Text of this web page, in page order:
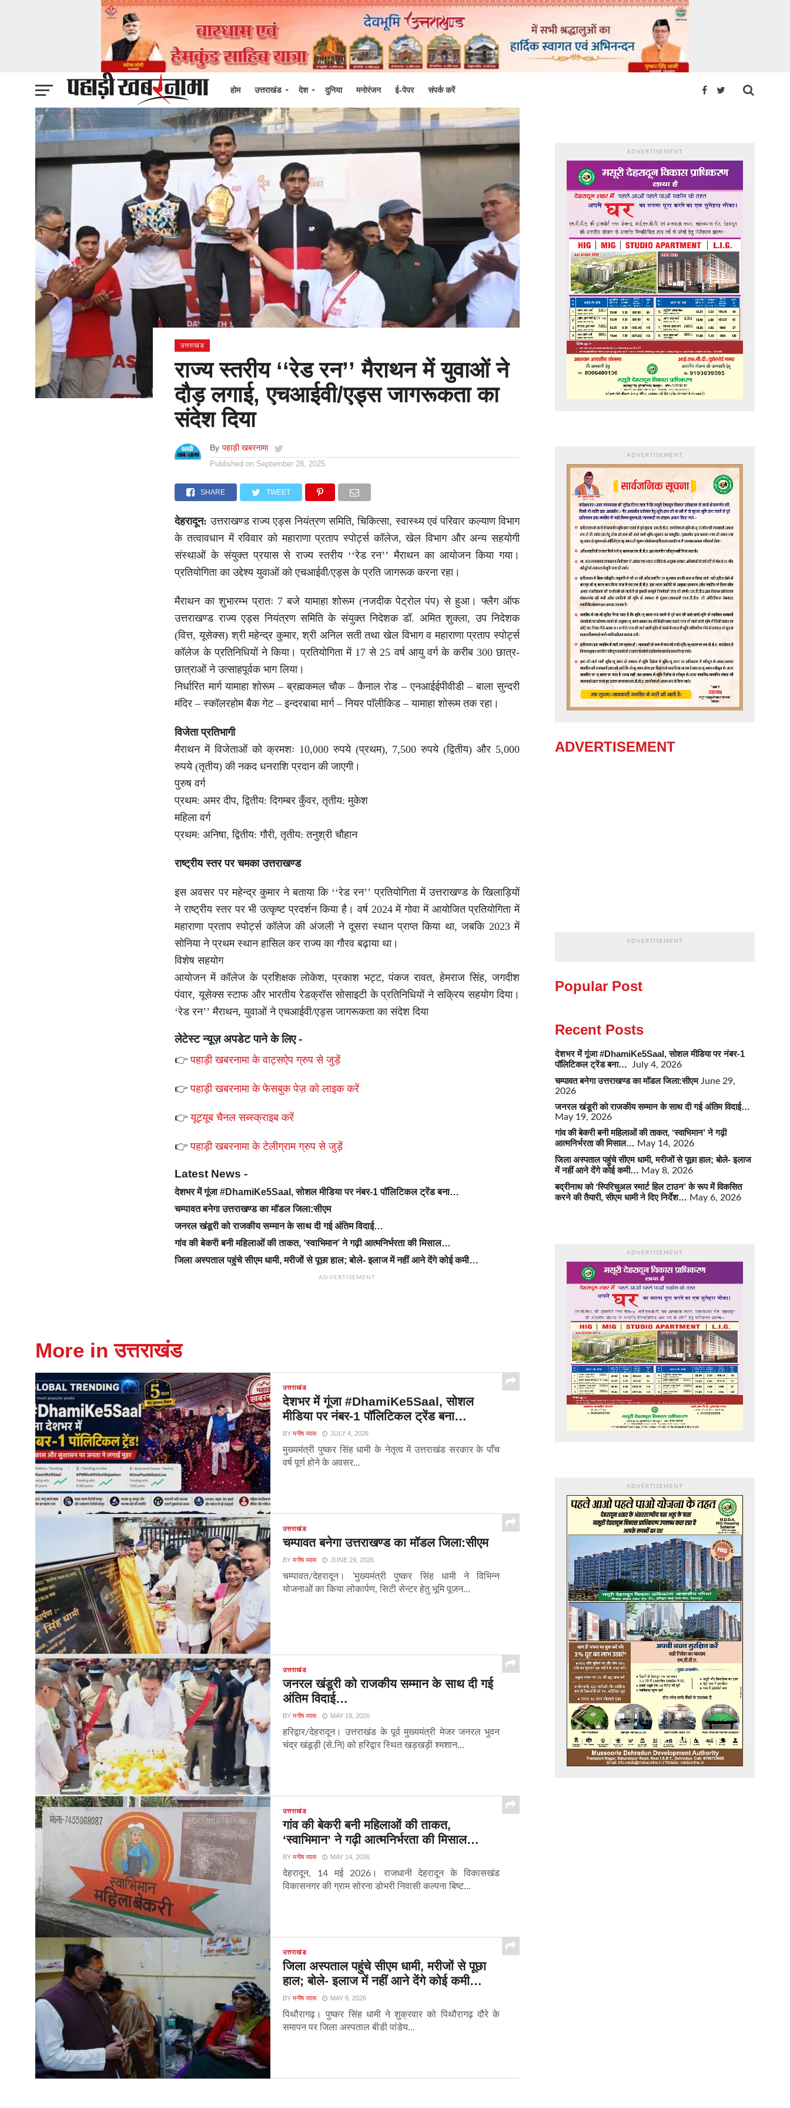
होम उत्तराखंड देश दुनिया मनोरंजन ई-पेपर संपर्क करें
उत्तराखंड
राज्य स्तरीय ‘‘रेड रन’’ मैराथन में युवाओं ने
दौड़ लगाई, एचआईवी/एड्स जागरूकता का
संदेश दिया
By पहाड़ी खबरनामा
Published on September 28, 2025
SHARE TWEET
देहरादून: उत्तराखण्ड राज्य एड्स नियंत्रण समिति, चिकित्सा, स्वास्थ्य एवं परिवार कल्याण विभाग
के तत्वावधान में रविवार को महाराणा प्रताप स्पोर्ट्स कॉलेज, खेल विभाग और अन्य सहयोगी
संस्थाओं के संयुक्त प्रयास से राज्य स्तरीय ‘‘रेड रन’’ मैराथन का आयोजन किया गया।
प्रतियोगिता का उद्देश्य युवाओं को एचआईवी/एड्स के प्रति जागरूक करना रहा।
मैराथन का शुभारम्भ प्रातः 7 बजे यामाहा शोरूम (नजदीक पेट्रोल पंप) से हुआ। फ्लैग ऑफ
उत्तराखण्ड राज्य एड्स नियंत्रण समिति के संयुक्त निदेशक डॉ. अमित शुक्ला, उप निदेशक
(वित्त, यूसेक्स) श्री महेन्द्र कुमार, श्री अनिल सती तथा खेल विभाग व महाराणा प्रताप स्पोर्ट्स
कॉलेज के प्रतिनिधियों ने किया। प्रतियोगिता में 17 से 25 वर्ष आयु वर्ग के करीब 300 छात्र-
छात्राओं ने उत्साहपूर्वक भाग लिया।
निर्धारित मार्ग यामाहा शोरूम – ब्रह्मकमल चौक – कैनाल रोड – एनआईईपीवीडी – बाला सुन्दरी
मंदिर – स्कॉलरहोम बैक गेट – इन्दरबाबा मार्ग – नियर पाॅलीकिड – यामाहा शोरूम तक रहा।
विजेता प्रतिभागी
मैराथन में विजेताओं को क्रमशः 10,000 रुपये (प्रथम), 7,500 रुपये (द्वितीय) और 5,000
रुपये (तृतीय) की नकद धनराशि प्रदान की जाएगी।
पुरुष वर्ग
प्रथम: अमर दीप, द्वितीय: दिगम्बर कुँवर, तृतीय: मुकेश
महिला वर्ग
प्रथम: अनिषा, द्वितीय: गौरी, तृतीय: तनुश्री चौहान
राष्ट्रीय स्तर पर चमका उत्तराखण्ड
इस अवसर पर महेन्द्र कुमार ने बताया कि ‘‘रेड रन’’ प्रतियोगिता में उत्तराखण्ड के खिलाड़ियों
ने राष्ट्रीय स्तर पर भी उत्कृष्ट प्रदर्शन किया है। वर्ष 2024 में गोवा में आयोजित प्रतियोगिता में
महाराणा प्रताप स्पोर्ट्स कॉलेज की अंजली ने दूसरा स्थान प्राप्त किया था, जबकि 2023 में
सोनिया ने प्रथम स्थान हासिल कर राज्य का गौरव बढ़ाया था।
विशेष सहयोग
आयोजन में कॉलेज के प्रशिक्षक लोकेश, प्रकाश भट्ट, पंकज रावत, हेमराज सिंह, जगदीश
पंवार, यूसेक्स स्टाफ और भारतीय रेडक्रॉस सोसाइटी के प्रतिनिधियों ने सक्रिय सहयोग दिया।
‘रेड रन’’ मैराथन, युवाओं ने एचआईवी/एड्स जागरूकता का संदेश दिया
लेटेस्ट न्यूज़ अपडेट पाने के लिए -
👉पहाड़ी खबरनामा के वाट्सऐप ग्रुप से जुड़ें
👉पहाड़ी खबरनामा के फेसबुक पेज़ को लाइक करें
👉यूट्यूब चैनल सब्स्क्राइब करें
👉पहाड़ी खबरनामा के टेलीग्राम ग्रुप से जुड़ें
Latest News -
देशभर में गूंजा #DhamiKe5Saal, सोशल मीडिया पर नंबर-1 पॉलिटिकल ट्रेंड बना…
चम्पावत बनेगा उत्तराखण्ड का मॉडल जिला:सीएम
जनरल खंडूरी को राजकीय सम्मान के साथ दी गई अंतिम विदाई…
गांव की बेकरी बनी महिलाओं की ताकत, ‘स्वाभिमान’ ने गढ़ी आत्मनिर्भरता की मिसाल…
जिला अस्पताल पहुंचे सीएम धामी, मरीजों से पूछा हाल; बोले- इलाज में नहीं आने देंगे कोई कमी…
ADVERTISEMENT
More in उत्तराखंड
उत्तराखंड
देशभर में गूंजा #DhamiKe5Saal, सोशल
मीडिया पर नंबर-1 पॉलिटिकल ट्रेंड बना…
BYमनीष व्यास JULY 4, 2026
मुख्यमंत्री पुष्कर सिंह धामी के नेतृत्व में उत्तराखंड सरकार के पाँच
वर्ष पूर्ण होने के अवसर...
उत्तराखंड
चम्पावत बनेगा उत्तराखण्ड का मॉडल जिला:सीएम
BYमनीष व्यास JUNE 29, 2026
चम्पावत/देहरादून। ’मुख्यमंत्री पुष्कर सिंह धामी ने विभिन्न
योजनाओं का किया लोकार्पण, सिटी सेन्टर हेतु भूमि पूजन...
उत्तराखंड
जनरल खंडूरी को राजकीय सम्मान के साथ दी गई
अंतिम विदाई…
BYमनीष व्यास MAY 19, 2026
हरिद्वार/देहरादून। उत्तराखंड के पूर्व मुख्यमंत्री मेजर जनरल भुवन
चंद्र खंडूड़ी (से.नि) को हरिद्वार स्थित खड़खड़ी श्मशान...
उत्तराखंड
गांव की बेकरी बनी महिलाओं की ताकत,
‘स्वाभिमान’ ने गढ़ी आत्मनिर्भरता की मिसाल…
BYमनीष व्यास MAY 14, 2026
देहरादून, 14 मई 2026। राजधानी देहरादून के विकासखंड
विकासनगर की ग्राम सोरना डोभरी निवासी कल्पना बिष्ट...
उत्तराखंड
जिला अस्पताल पहुंचे सीएम धामी, मरीजों से पूछा
हाल; बोले- इलाज में नहीं आने देंगे कोई कमी…
BYमनीष व्यास MAY 8, 2026
पिथौरागढ़। पुष्कर सिंह धामी ने शुक्रवार को पिथौरागढ़ दौरे के
समापन पर जिला अस्पताल बीडी पांडेय...
ADVERTISEMENT
ADVERTISEMENT
ADVERTISEMENT
ADVERTISEMENT
Popular Post
Recent Posts
देशभर में गूंजा #DhamiKe5Saal, सोशल मीडिया पर नंबर-1
पॉलिटिकल ट्रेंड बना…
July 4, 2026
चम्पावत बनेगा उत्तराखण्ड का मॉडल जिला:सीएम June 29,
2026
जनरल खंडूरी को राजकीय सम्मान के साथ दी गई अंतिम विदाई…
May 19, 2026
गांव की बेकरी बनी महिलाओं की ताकत, ‘स्वाभिमान’ ने गढ़ी
आत्मनिर्भरता की मिसाल… May 14, 2026
जिला अस्पताल पहुंचे सीएम धामी, मरीजों से पूछा हाल; बोले- इलाज
में नहीं आने देंगे कोई कमी… May 8, 2026
बद्रीनाथ को ‘स्पिरिचुअल स्मार्ट हिल टाउन’ के रूप में विकसित
करने की तैयारी, सीएम धामी ने दिए निर्देश… May 6, 2026
ADVERTISEMENT
ADVERTISEMENT